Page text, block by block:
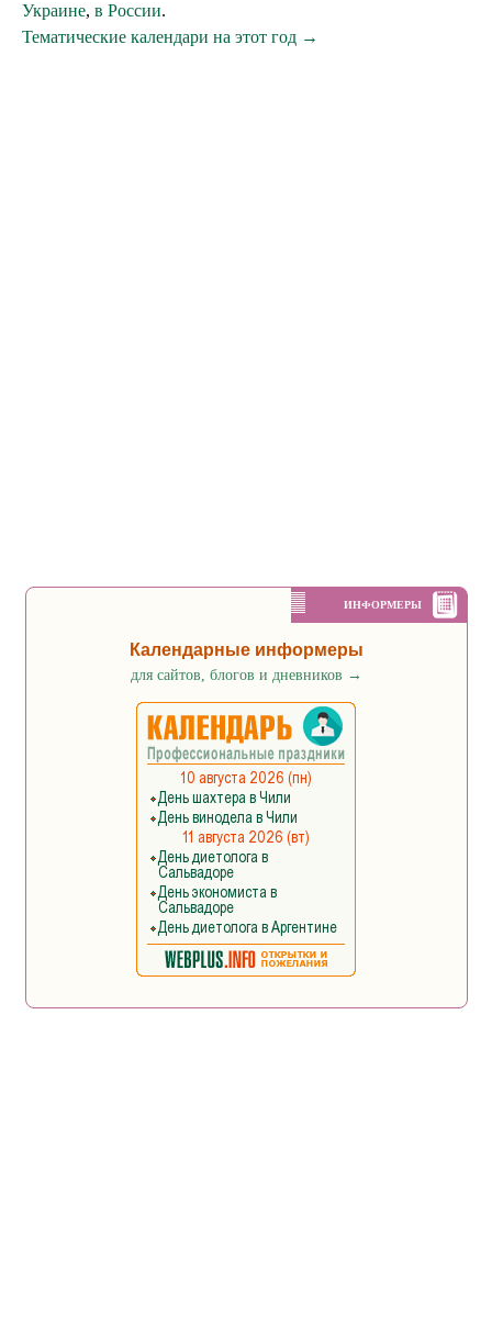
Украине, в России.
Тематические календари на этот год →
ИНФОРМЕРЫ
Календарные информеры
для сайтов, блогов и дневников →